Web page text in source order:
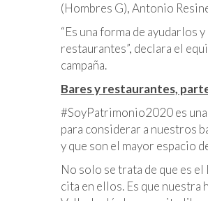
(Hombres G), Antonio
“Es una forma de ayudarlos
restaurantes”, declara el
campaña.
Bares y restaurantes,
#SoyPatrimonio2020 es
para considerar a nuestros
y que son el mayor espacio
No solo se trata de que es
cita en ellos. Es que